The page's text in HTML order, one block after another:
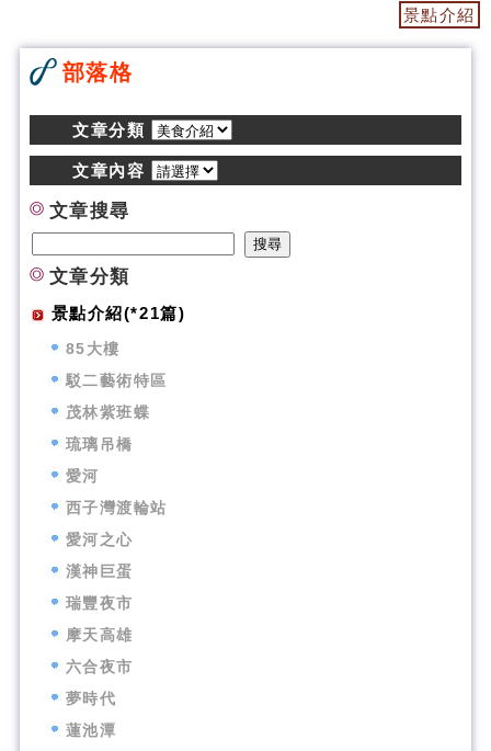
景點介紹
部落格
文章分類
文章內容
文章搜尋
文章分類
景點介紹(*21篇)
85大樓
駁二藝術特區
茂林紫班蝶
琉璃吊橋
愛河
西子灣渡輪站
愛河之心
漢神巨蛋
瑞豐夜市
摩天高雄
六合夜市
夢時代
蓮池潭